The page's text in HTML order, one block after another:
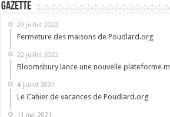
Gazette
29 juillet 2022
Fermeture des maisons de Poudlard.org
22 juillet 2022
Bloomsbury lance une nouvelle plateforme
4 juillet 2021
Le Cahier de vacances de Poudlard.org
11 mai 2021